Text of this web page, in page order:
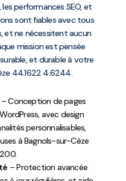
performances SEO, et
sont fiables avec tous
et ne nécessitent aucun
mission est pensée
et durable à votre
44.1622 4.6244.
– Conception de pages
avec design
personnalisables,
à Bagnols-sur-Cèze
– Protection avancée